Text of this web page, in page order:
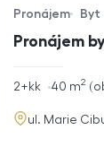
Pronájem
Typ nabídky
Pronájem
Typ nemovitosti
Byt
rozměry
dispozice
2+kk 40 m2
adresa
ul. Marie